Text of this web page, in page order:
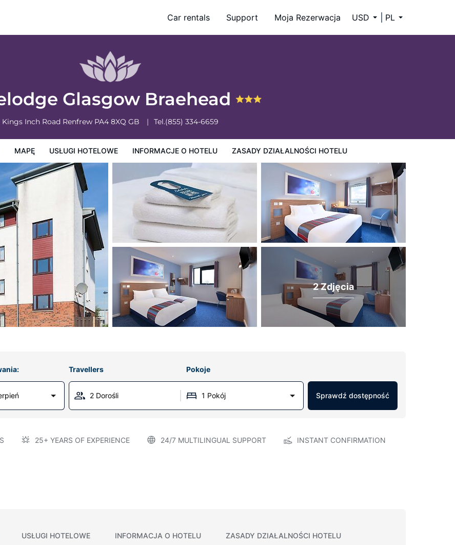
Car rentals Support Moja Rezerwacja USD PL
Glasgow Braehead
Kings Inch Road Renfrew PA4 8XQ GB Tel.(855) 334-6659
MAPĘ USŁUGI HOTELOWE INFORMACJE O HOTELU ZASADY DZIAŁALNOŚCI HOTELU
Zasady działalności hotelu
2 Zdjęcia
Travellers Pokoje
2 Dorośli 1 Pokój Sprawdź dostępność
25+ YEARS OF EXPERIENCE 24/7 MULTILINGUAL SUPPORT INSTANT CONFIRMATION
USŁUGI HOTELOWE INFORMACJA O HOTELU ZASADY DZIAŁALNOŚCI HOTELU